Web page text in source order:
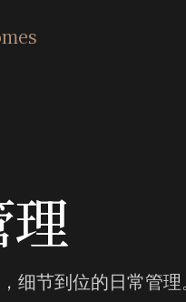
细节到位的日常管理